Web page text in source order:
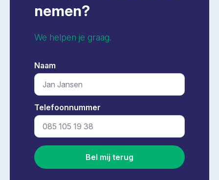
nemen?
We helpen je graag.
Naam
Telefoonnummer
Bel mij terug